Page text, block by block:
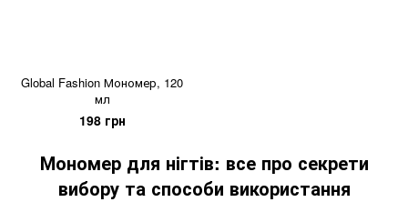
Global Fashion Мономер, 120
мл
198 грн
Мономер для нігтів: все про секрети
вибору та способи використання